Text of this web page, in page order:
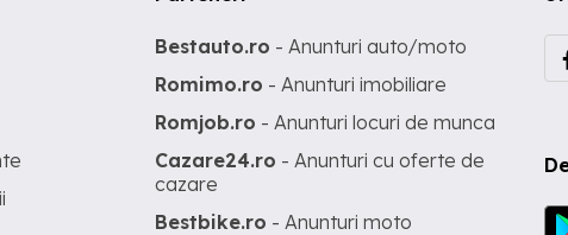
Bestauto.ro - Anunturi auto/moto
Romimo.ro - Anunturi imobiliare
Romjob.ro - Anunturi locuri de munca
Cazare24.ro - Anunturi cu oferte de
cazare
Bestbike.ro - Anunturi moto